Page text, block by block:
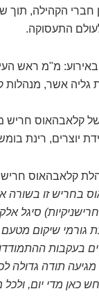
חברי הקהילה, תוך
התעסוקה.
מ"מ ראש
אשר, מנהלות
קלאבהאוס חריש
יוצרים, רינת
קלאבהאוס
בחריש זו בשורה
סיגל
גורמי שיקום
בעקבות
תודה גדולה
מדי יום, ולכל